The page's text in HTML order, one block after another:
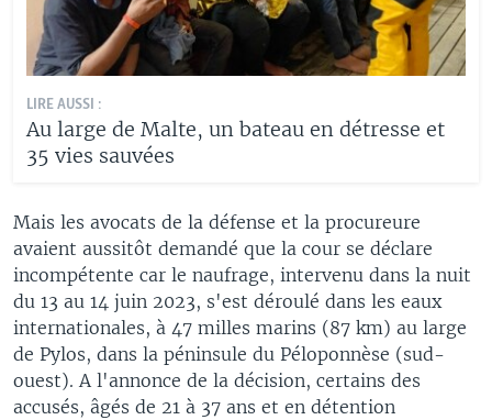
LIRE AUSSI :
Au large de Malte, un bateau en détresse et
35 vies sauvées
Mais les avocats de la défense et la procureure
avaient aussitôt demandé que la cour se déclare
incompétente car le naufrage, intervenu dans la nuit
du 13 au 14 juin 2023, s'est déroulé dans les eaux
internationales, à 47 milles marins (87 km) au large
de Pylos, dans la péninsule du Péloponnèse (sud-
ouest). A l'annonce de la décision, certains des
accusés, âgés de 21 à 37 ans et en détention